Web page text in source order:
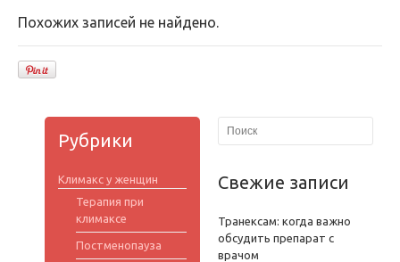
Похожих записей не найдено.
Рубрики
Климакс у женщин
Терапия при
климаксе
Постменопауза
Свежие записи
Транексам: когда важно
обсудить препарат с
врачом